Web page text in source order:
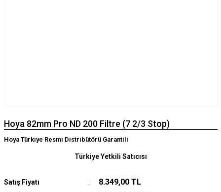
Hoya 82mm Pro ND 200 Filtre (7 2/3 Stop)
Hoya Türkiye Resmi Distribütörü Garantili
Satış Fiyatı 8.349,00 TL
Türkiye Yetkili Satıcısı